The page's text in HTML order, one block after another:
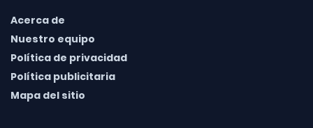
Acerca de
Nuestro equipo
Política de privacidad
Política publicitaria
Mapa del sitio